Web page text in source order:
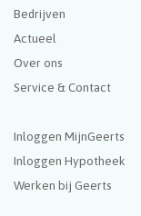
Bedrijven
Actueel
Over ons
Service & Contact
Inloggen MijnGeerts
Inloggen Hypotheek
Werken bij Geerts